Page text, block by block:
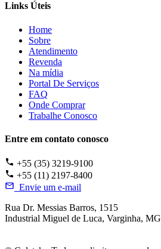
Links Úteis
Home
Sobre
Atendimento
Revenda
Na mídia
Portal De Serviços
FAQ
Onde Comprar
Trabalhe Conosco
Entre em contato conosco
+55 (35) 3219-9100
+55 (11) 2197-8400
Envie um e-mail
Rua Dr. Messias Barros, 1515
Industrial Miguel de Luca, Varginha, MG